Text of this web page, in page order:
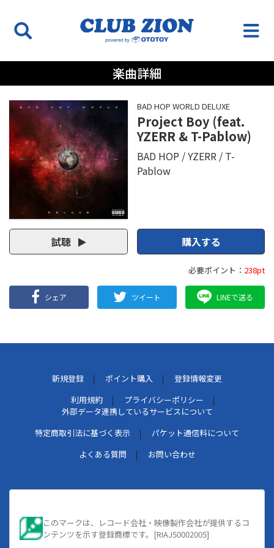
楽曲詳細
BAD HOP WORLD DELUXE
Project Boy (feat.
YZERR & T-Pablow)
BAD HOP YZERR
T-
Pablow
試聴 購入する
必要ポイント： 238pt
シェア ツイート LINEで送る
新規登録 ポイント購入
登録情報変更
利用規約
プライバシーポリシー
外部データ連携しているサービスについて
特定商取引法に基づく表示
パケット通信料について
よくある質問
お問い合わせ
このマークは、レコード会社・映像製作会社が提供するコ
ンテンツを示す登録商標です。[RIAJ50002005]